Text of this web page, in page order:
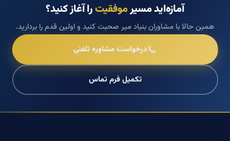
آمازه‌اید مسیرموفقیترا آغاز کنید؟
همین حالا با مشاوران بنیاد میر صحبت کنید و اولین قدم را بردارید.
درخواست مشاوره تلفنی
تکمیل فرم تماس